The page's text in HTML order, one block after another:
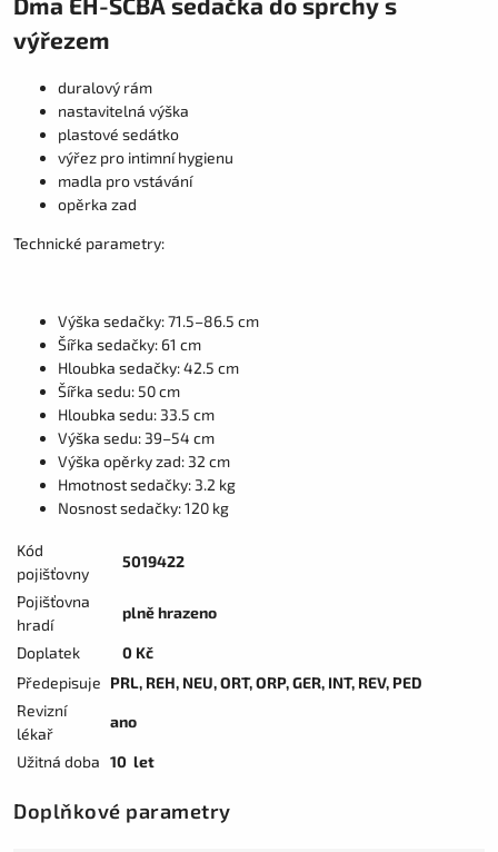
výřezem
duralový rám
nastavitelná výška
plastové sedátko
výřez pro intimní hygienu
madla pro vstávání
opěrka zad
Technické parametry:
Výška sedačky: 71.5–86.5 cm
Šířka sedačky: 61 cm
Hloubka sedačky: 42.5 cm
Šířka sedu: 50 cm
Hloubka sedu: 33.5 cm
Výška sedu: 39–54 cm
Výška opěrky zad: 32 cm
Hmotnost sedačky: 3.2 kg
Nosnost sedačky: 120 kg
Kód
pojišťovny
5019422
Pojišťovna
hradí
plně hrazeno
Doplatek
0 Kč
Předepisuje PRL, REH, NEU, ORT, ORP, GER, INT, REV, PED
Revizní
lékař
ano
Užitná doba 10 let
Doplňkové parametry